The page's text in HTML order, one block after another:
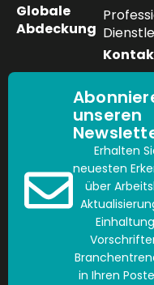
Globale
Abdeckung
unseren
Erhalten
neuesten
über
in Ihren